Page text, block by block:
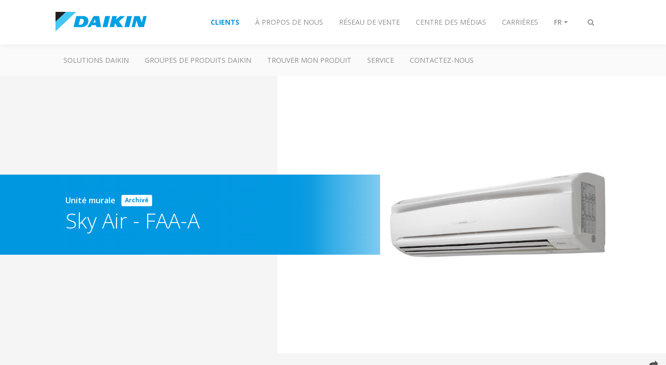
Afficher/masquer
CLIENTS À PROPOS DE NOUS RÉSEAU DE VENTE CENTRE DES MÉDIAS CARRIÈRES FR
SOLUTIONS DAIKIN GROUPES DE PRODUITS DAIKIN TROUVER MON PRODUIT SERVICE CONTACTEZ-NOUS
Unité murale Archivé
Sky Air - FAA-A